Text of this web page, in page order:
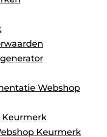
Webshop
Keurmerk
Keurmerk